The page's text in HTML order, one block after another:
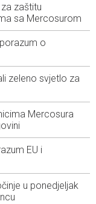
zaštitu
sa Mercosurom
o
zeleno svjetlo za
Mercosura
EU i
u ponedjeljak